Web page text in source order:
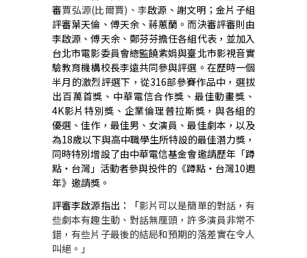
審賈弘源(比爾賈) 、李啟源、謝文明；金片子組
評審葉天倫、傅天余、蔣蕙蘭。而決審評審則由
李啟源、傅天余、鄭芬芬擔任各組代表，並加入
台北市電影委員會總監饒紫娟與臺北市影視音實
驗教育機構校長李遠共同參與評選。在歷時一個
半月的激烈評選下，從316部參賽作品中，選拔
出百萬首獎、中華電信合作獎、最佳動畫獎、
4K影片特別獎、企業倫理普拉斯獎，與各組的
優選、佳作，最佳男、女演員、最佳劇本，以及
為18歲以下與高中職學生所特設的最佳潛力獎，
同時特別增設了由中華電信基金會邀請歷年「蹲
點 ‧ 台灣」活動者參與投件的《蹲點 ‧ 台灣10週
年》邀請獎。
評審李啟源指出：「影片可以是簡單的對話，有
些劇本有趣生動、對話無厘頭，許多演員非常不
錯，有些片子最後的結局和預期的落差實在令人
叫絕。」